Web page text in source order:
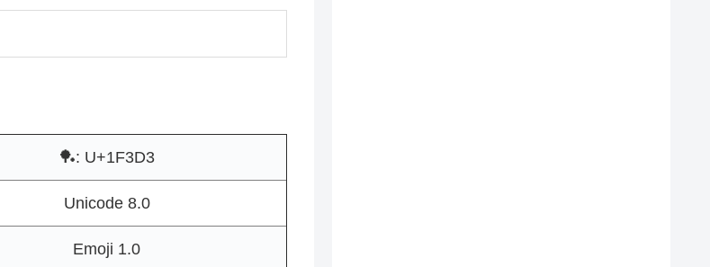
🏓: U+1F3D3
Unicode 8.0
Emoji 1.0